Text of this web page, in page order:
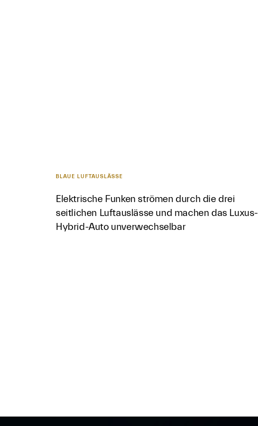
BLAUE LUFTAUSLÄSSE
Elektrische Funken strömen durch die drei
seitlichen Luftauslässe und machen das Luxus-
Hybrid-Auto unverwechselbar